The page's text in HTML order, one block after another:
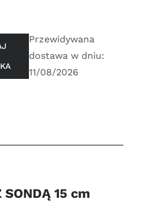
Przewidywana
dostawa w dniu:
11/08/2026
SONDĄ 15 cm